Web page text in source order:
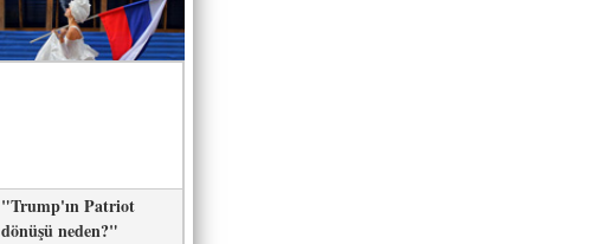
"Trump'ın Patriot
dönüşü neden?"